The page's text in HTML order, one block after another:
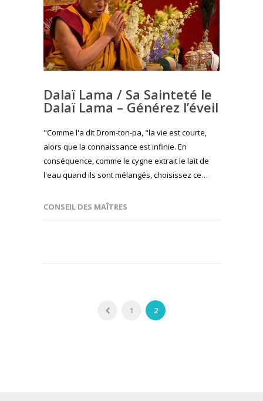
Dalaï Lama / Sa Sainteté le
Dalaï Lama – Générez l’éveil
"Comme l'a dit Drom-ton-pa, "la vie est courte,
alors que la connaissance est infinie. En
conséquence, comme le cygne extrait le lait de
l'eau quand ils sont mélangés, choisissez ce…
CONSEIL DES MAÎTRES
1 2